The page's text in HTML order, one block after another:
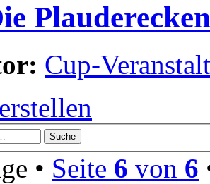
Cup-
• Seite 6 von 6